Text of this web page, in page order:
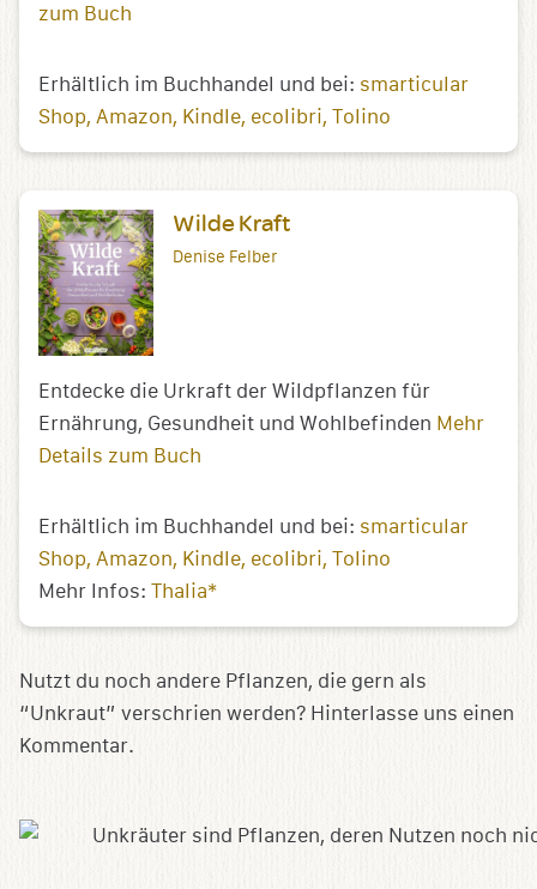
zum Buch
Erhältlich im Buchhandel und bei: smarticular
Shop Amazon Kindle ecolibri Tolino
Wilde Kraft
Denise Felber
Entdecke die Urkraft der Wildpflanzen für
Ernährung, Gesundheit und Wohlbefinden Mehr
Details zum Buch
Erhältlich im Buchhandel und bei: smarticular
Shop Amazon Kindle ecolibri Tolino
Mehr Infos: Thalia*
Nutzt du noch andere Pflanzen, die gern als
“Unkraut” verschrien werden? Hinterlasse uns einen
Kommentar.